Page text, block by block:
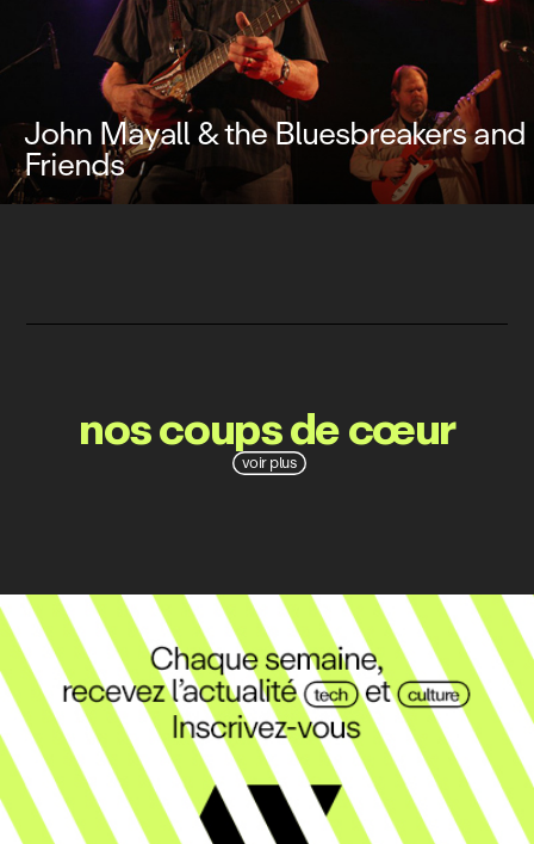
John Mayall & the Bluesbreakers and
Friends
voir plus
nos coups de cœur